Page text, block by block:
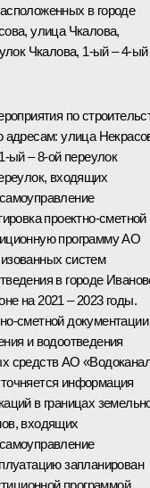
в городе
улица Чкалова,
Чкалова, 1-ый – 4-ый
по
адресам: улица
ый – 8-ой переулок
входящих
проектно-сметной
программу АО
систем
в городе
на 2021 – 2023 годы.
сметной документации
и водоотведения
средств АО
информация
в границах
входящих
запланирован